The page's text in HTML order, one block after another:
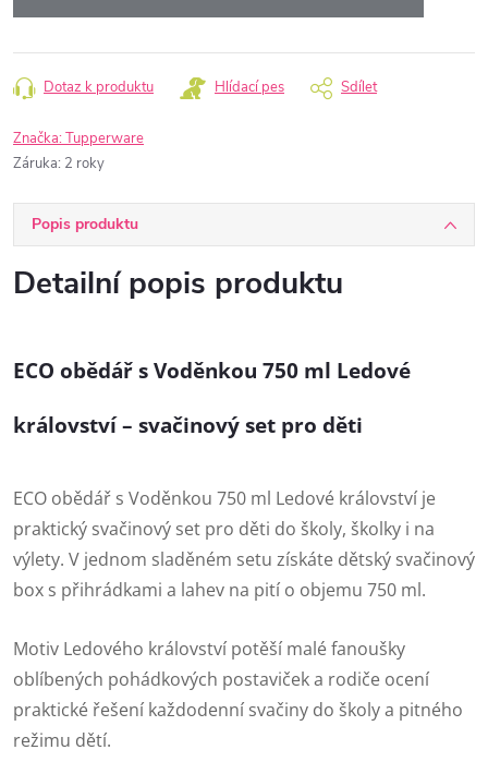
Dotaz k produktu Hlídací pes Sdílet
Značka:Tupperware
Záruka: 2 roky
Popis produktu
Detailní popis produktu
ECO obědář s Voděnkou 750 ml Ledové
království – svačinový set pro děti
ECO obědář s Voděnkou 750 ml Ledové království je
praktický svačinový set pro děti do školy, školky i na
výlety. V jednom sladěném setu získáte dětský svačinový
box s přihrádkami a lahev na pití o objemu 750 ml.
Motiv Ledového království potěší malé fanoušky
oblíbených pohádkových postaviček a rodiče ocení
praktické řešení každodenní svačiny do školy a pitného
režimu dětí.